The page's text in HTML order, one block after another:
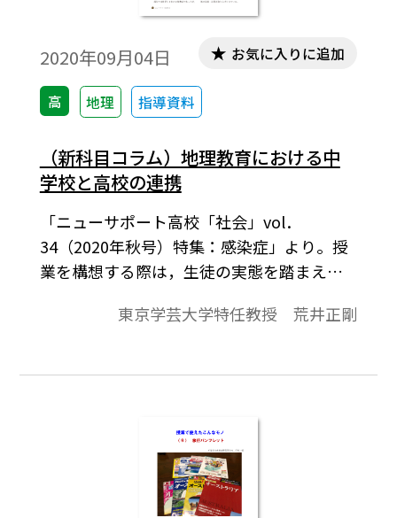
寄与していきたく存じます。
2020年09月04日
高 地理 指導資料
お気に入りに追加
（新科目コラム）地理教育における中
学校と高校の連携
「ニューサポート高校「社会」vol．
34（2020年秋号）特集：感染症」より。授
業を構想する際は，生徒の実態を踏まえる
い。以下，中学校の地理学習の概要を述べ
用は来年度からで，2023 年度高校入学者ま
る必要がある。中学生は，1 ～ 2 年生で地理
的分野と歴史的分野を並行して学ぶので，
特に世界地理を学習する時は，歴史や公民
の知識は限られている。
東京学芸大学特任教授 荒井正剛